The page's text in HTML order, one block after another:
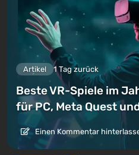
Artikel 1 Tag zurück
Beste VR-Spiele im
für PC, Meta Quest
Einen Kommentar